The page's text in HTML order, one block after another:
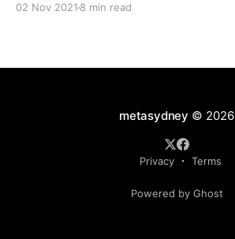
02 Nov 2021 8 min read
metasydney © 2026
Privacy Terms
Powered by Ghost